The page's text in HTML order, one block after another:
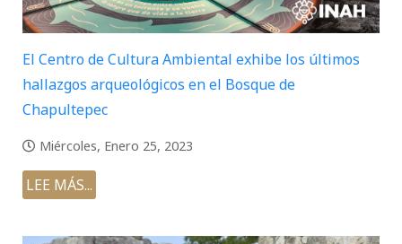
El Centro de Cultura Ambiental exhibe los últimos
hallazgos arqueológicos en el Bosque de
Chapultepec
Miércoles, Enero 25, 2023
LEE MÁS...